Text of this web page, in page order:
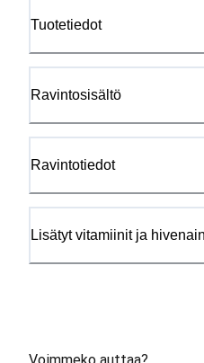
Tuotetiedot
Ravintosisältö
Ravintotiedot
Lisätyt vitamiinit ja